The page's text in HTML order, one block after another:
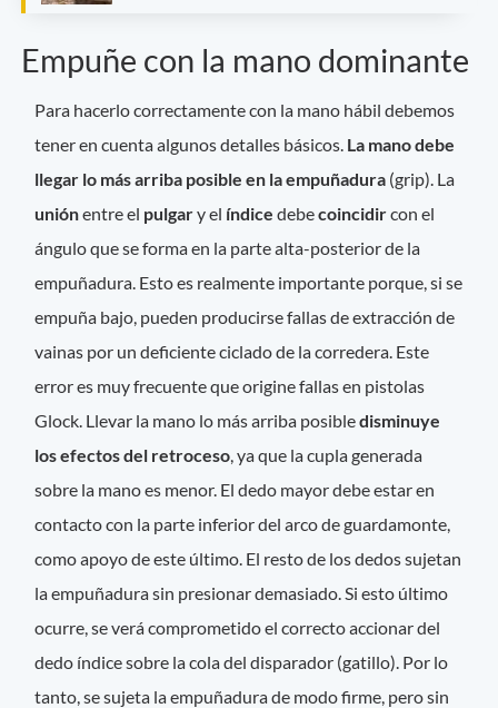
Empuñe con la mano dominante
Para hacerlo correctamente con la mano hábil debemos
tener en cuenta algunos detalles básicos. La mano debe
llegar lo más arriba posible en la empuñadura (grip). La
uniónentre el pulgary el índicedebecoincidircon el
ángulo que se forma en la parte alta-posterior de la
empuñadura. Esto es realmente importante porque, si se
empuña bajo, pueden producirse fallas de extracción de
vainas por un deficiente ciclado de la corredera. Este
error es muy frecuente que origine fallas en pistolas
Glock. Llevar la mano lo más arriba posibledisminuye
los efectos del retroceso, ya que la cupla generada
sobre la mano es menor. El dedo mayor debe estar en
contacto con la parte inferior del arco de guardamonte,
como apoyo de este último. El resto de los dedos sujetan
la empuñadura sin presionar demasiado. Si esto último
ocurre, se verá comprometido el correcto accionar del
dedo índice sobre la cola del disparador (gatillo). Por lo
tanto, se sujeta la empuñadura de modo firme, pero sin